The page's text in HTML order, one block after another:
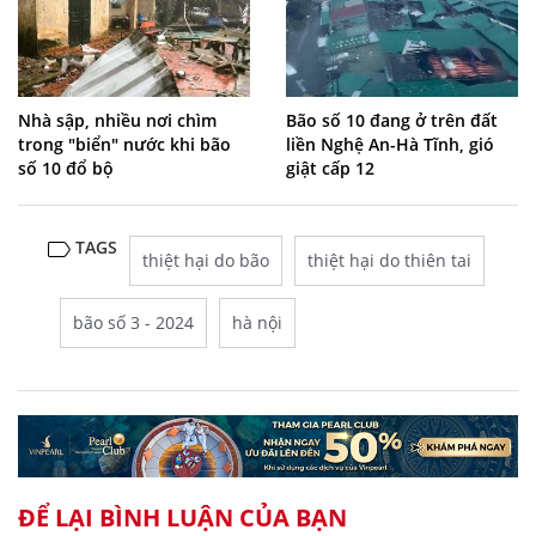
Nhà sập, nhiều nơi chìm
trong "biển" nước khi bão
số 10 đổ bộ
Bão số 10 đang ở trên đất
liền Nghệ An-Hà Tĩnh, gió
giật cấp 12
TAGS
thiệt hại do bão thiệt hại do thiên tai
bão số 3 - 2024 hà nội
ĐỂ LẠI BÌNH LUẬN CỦA BẠN